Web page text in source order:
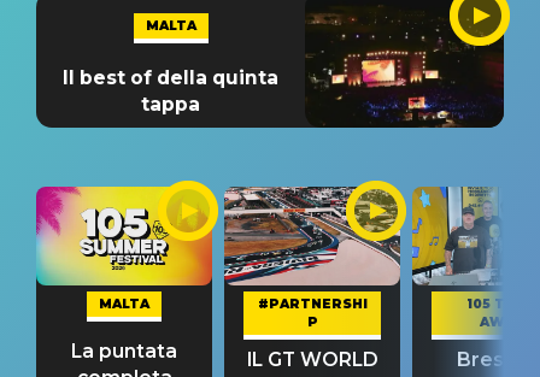
MALTA
Il best of della quinta
tappa
MALTA
La puntata
#PARTNERSHI
P
IL GT WORLD
105 TAKE
AWAY
Bresh: